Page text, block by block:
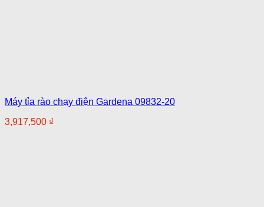
Máy tỉa rào chạy điện Gardena 09832-20
3,917,500 ₫